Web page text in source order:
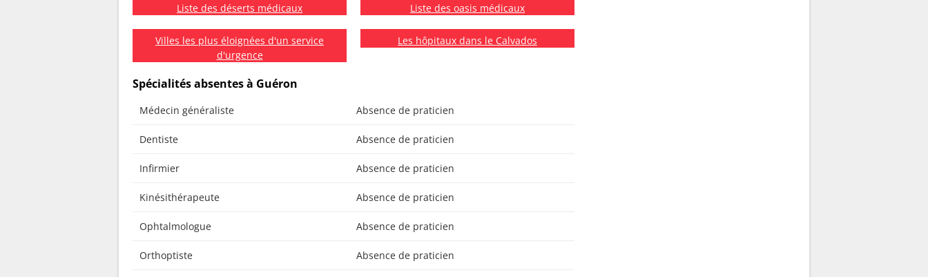
Liste des déserts médicaux Liste des oasis médicaux
Villes les plus éloignées d'un service
d'urgence
Les hôpitaux dans le Calvados
Spécialités absentes à Guéron
Médecin généraliste Absence de praticien
Dentiste Absence de praticien
Infirmier Absence de praticien
Kinésithérapeute Absence de praticien
Ophtalmologue Absence de praticien
Orthoptiste Absence de praticien